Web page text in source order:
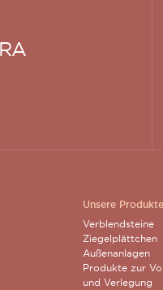
Unsere Produkte
Verblendsteine
Ziegelplättchen
Außenanlagen
Produkte zur
und Verlegung